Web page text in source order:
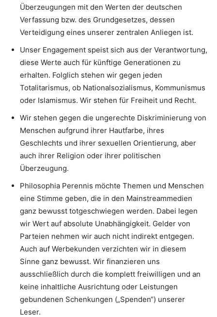
Überzeugungen mit den Werten der deutschen
Verfassung bzw. des Grundgesetzes, dessen
Verteidigung eines unserer zentralen Anliegen ist.
Unser Engagement speist sich aus der Verantwortung,
diese Werte auch für künftige Generationen zu
erhalten. Folglich stehen wir gegen jeden
Totalitarismus, ob Nationalsozialismus, Kommunismus
oder Islamismus. Wir stehen für Freiheit und Recht.
Wir stehen gegen die ungerechte Diskriminierung von
Menschen aufgrund ihrer Hautfarbe, ihres
Geschlechts und ihrer sexuellen Orientierung, aber
auch ihrer Religion oder ihrer politischen
Überzeugung.
Philosophia Perennis möchte Themen und Menschen
eine Stimme geben, die in den Mainstreammedien
ganz bewusst totgeschwiegen werden. Dabei legen
wir Wert auf absolute Unabhängigkeit. Gelder von
Parteien nehmen wir auch nicht indirekt entgegen.
Auch auf Werbekunden verzichten wir in diesem
Sinne ganz bewusst. Wir finanzieren uns
ausschließlich durch die komplett freiwilligen und an
keine inhaltliche Ausrichtung oder Leistungen
gebundenen Schenkungen („Spenden“) unserer
Leser.